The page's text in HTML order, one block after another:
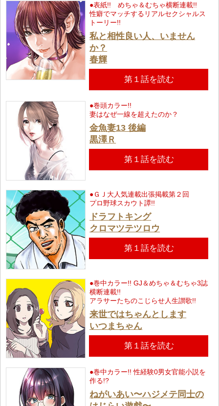
●表紙!! めちゃ＆むちゃ横断連載!!
性癖でマッチするリアルセクシャルス
トーリー!!
私と相性良い人、いません
か？
春輝
第１話を読む
●巻頭カラー!!
妻はなぜ一線を超えたのか？
金魚妻13 後編
黒澤Ｒ
第１話を読む
●ＧＪ大人気連載出張掲載第２回
プロ野球スカウト譚!!
ドラフトキング
クロマツテツロウ
第１話を読む
●巻中カラー!! GJ＆めちゃ＆むちゃ3誌
横断連載!!
アラサーたちのこじらせ人生讃歌!!
来世ではちゃんとします
いつまちゃん
第１話を読む
●巻中カラー!! 性経験0男女官能小説を
作る!?
ねがいあい〜ハジメテ同士の